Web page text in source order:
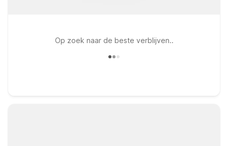
Op zoek naar de beste verblijven..